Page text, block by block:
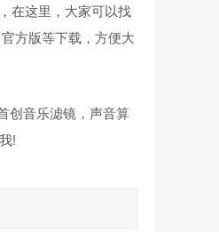
在这里，大家可以找
方版等下载，方便大
创音乐滤镜，声音算
!